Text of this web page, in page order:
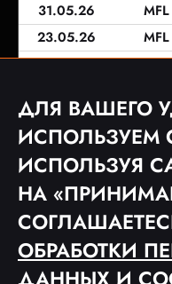
31.05.26
23.05.26
17.05.26
02.05.26
1
ДЛЯ ВАШЕГО
ИСПОЛЬЗУЕМ
ИСПОЛЬЗУЯ
НА
ОБРАБОТКИ